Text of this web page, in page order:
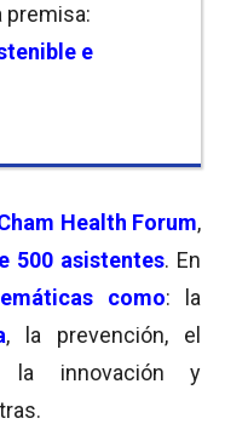
premisa:
e
Health Forum,
500 asistentes. En
como: la
, la prevención, el
la innovación y